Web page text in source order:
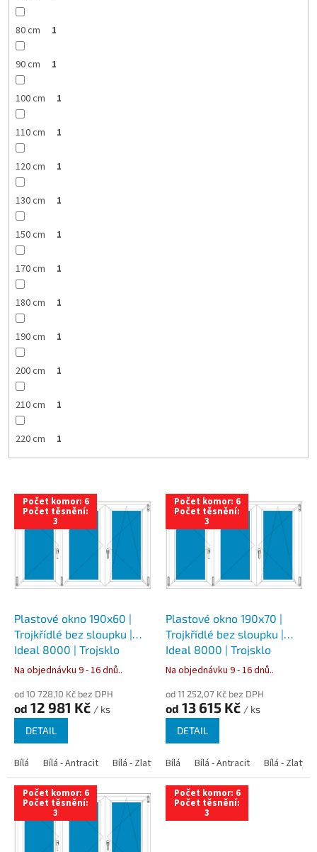
80 cm 1
90 cm 1
100 cm 1
110 cm 1
120 cm 1
130 cm 1
150 cm 1
170 cm 1
180 cm 1
190 cm 1
200 cm 1
210 cm 1
220 cm 1
V
p
Počet komor: 6
Počet těsnění:
3
Plastové okno 190x60 |
Trojkřídlé bez sloupku |
Ideal 8000 | Trojsklo
Na objednávku 9 - 16 dnů..
od 10 728,10 Kč bez DPH
od 12 981 Kč / ks
DETAIL
Bílá Bílá - Antracit Bílá - Zlatý dub Bílá - Tmavý dub Bílá -
Počet komor: 6
Počet těsnění:
3
Plastové okno 190x70 |
Trojkřídlé bez sloupku |
Ideal 8000 | Trojsklo
Na objednávku 9 - 16 dnů..
od 11 252,07 Kč bez DPH
od 13 615 Kč / ks
DETAIL
Bílá Bílá - Antracit Bílá - Zlatý
Počet komor: 6
Počet těsnění:
3
Počet komor: 6
Počet těsnění:
3